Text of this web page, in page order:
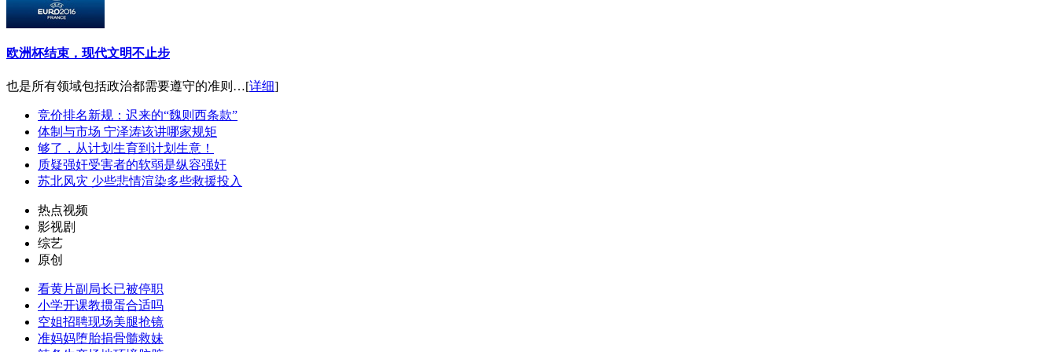
欧洲杯结束，现代文明不止步
也是所有领域包括政治都需要遵守的准则…[详细]
竞价排名新规：迟来的“魏则西条款”
体制与市场 宁泽涛该讲哪家规矩
够了，从计划生育到计划生意！
质疑强奸受害者的软弱是纵容强奸
苏北风灾 少些悲情渲染多些救援投入
热点视频
影视剧
综艺
原创
看黄片副局长已被停职
小学开课教掼蛋合适吗
空姐招聘现场美腿抢镜
准妈妈堕胎捐骨髓救妹